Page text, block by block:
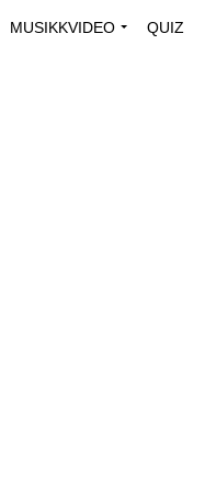
MUSIKKVIDEO QUIZ